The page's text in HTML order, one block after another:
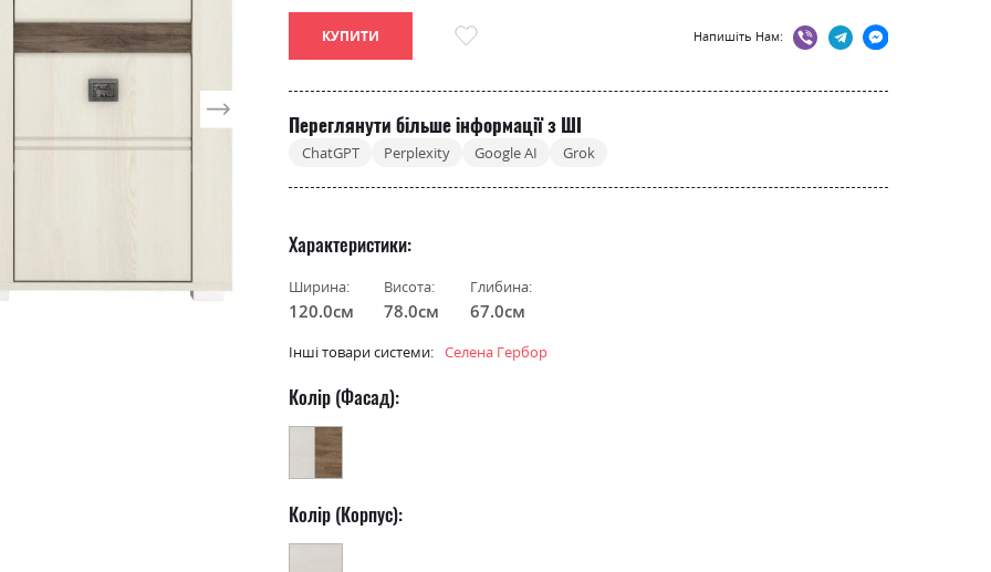
КУПИТИ Напишіть Нам:
Переглянути більше інформації з ШІ
ChatGPT Perplexity Google AI Grok
Характеристики
Ширина:
120.0см
Висота:
78.0см
Глибина:
67.0см
Інші товари системи: Селена Гербор
Колір (Фасад):
Колір (Корпус):